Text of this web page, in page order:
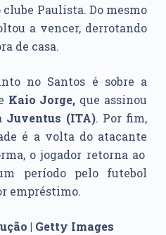
Paulista. Do mesmo
a vencer, derrotando
de casa.
no Santos é sobre a
Kaio Jorge, que assinou
Juventus (ITA). Por fim,
é a volta do atacante
o jogador retorna ao
período pelo futebol
empréstimo.
| Getty Images